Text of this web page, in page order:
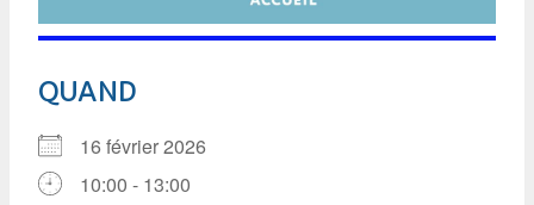
QUAND
16 février 2026
10:00 - 13:00